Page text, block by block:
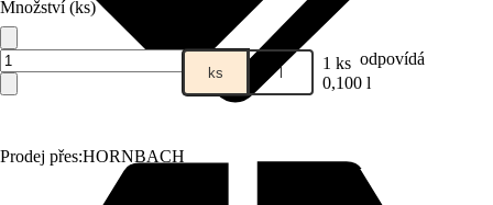
Prodej přes:HORNBACH
Množství (ks)
ks l 1 ks odpovídá
0,100 l